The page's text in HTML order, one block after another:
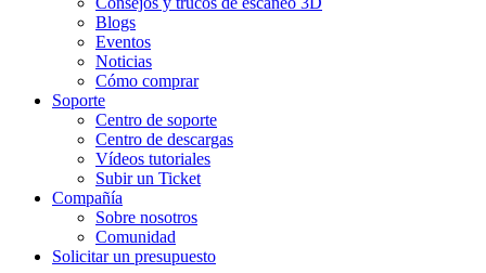
Blogs
Eventos
Noticias
Cómo comprar
Soporte
Centro de soporte
Centro de descargas
Vídeos tutoriales
Subir un Ticket
Compañía
Sobre nosotros
Comunidad
Solicitar un presupuesto